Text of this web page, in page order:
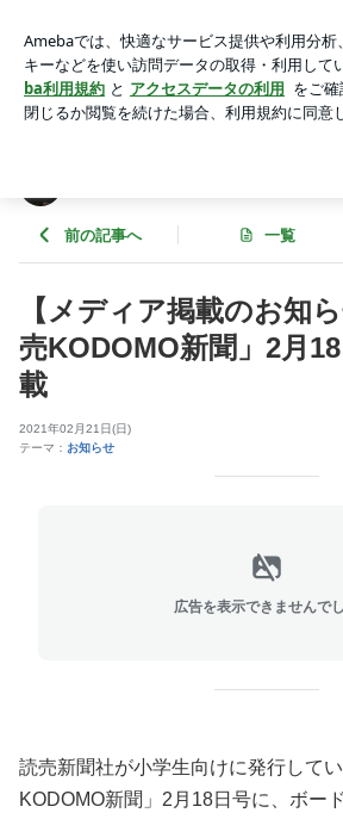
8日号に記事掲載 | ボードゲームクリエ
アプリをダウンロードして ブログの更新通知
ょう。
前の記事へ 一覧
【メディア掲載のお知
売KODOMO新聞」2月
載
2021年02月21日(日)
テーマ： お知らせ
広告を表示できませんで
読売新聞社が小学生向けに発行して
KODOMO新聞」2月18日号に、ボー